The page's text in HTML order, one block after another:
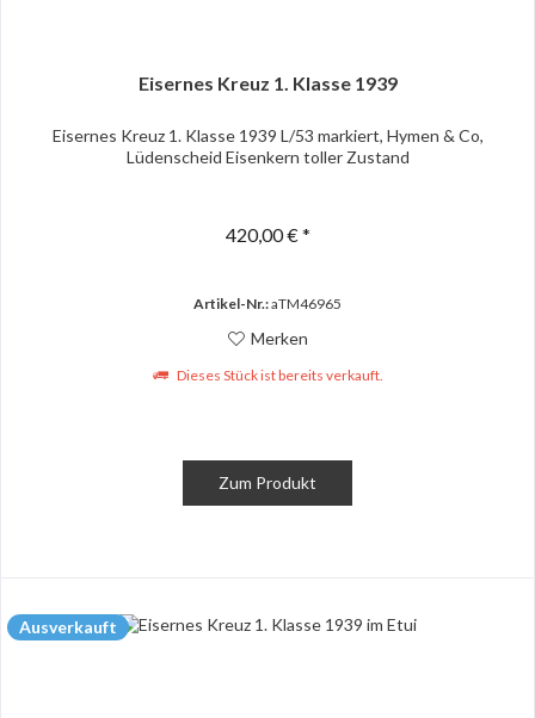
Eisernes Kreuz 1. Klasse 1939
Eisernes Kreuz 1. Klasse 1939 L/53 markiert, Hymen & Co,
Lüdenscheid Eisenkern toller Zustand
420,00 € *
Artikel-Nr.:aTM46965
Merken
Dieses Stück ist bereits verkauft.
Zum Produkt
Ausverkauft